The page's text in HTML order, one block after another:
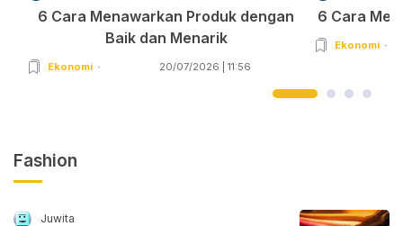
6 Cara Menawarkan Produk dengan
Baik dan Menarik
Ekonomi 20/07/2026 | 11:56
6 Cara
Ekonomi
Fashion
Juwita